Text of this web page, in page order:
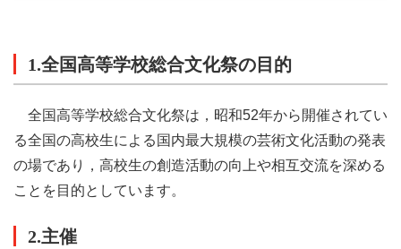
1.全国高等学校総合文化祭の目的
全国高等学校総合文化祭は，昭和52年から開催されてい
る全国の高校生による国内最大規模の芸術文化活動の発表
の場であり，高校生の創造活動の向上や相互交流を深める
ことを目的としています。
2.主催